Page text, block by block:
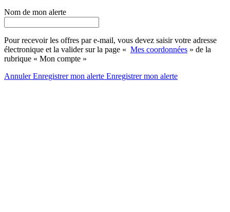
Nom de mon alerte
Pour recevoir les offres par e-mail, vous devez saisir votre adresse
électronique et la valider sur la page « Mes coordonnées » de la
rubrique « Mon compte »
AnnulerEnregistrer mon alerte Enregistrermon alerte